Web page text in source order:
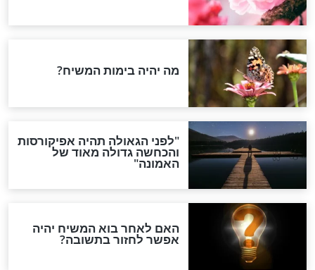
תעורר רחמי
זה? המקובל
במסר לעם
חדשות יהדות
הותר לפרסום: לוחמי מילואים
נהרגו בדרום לבנון